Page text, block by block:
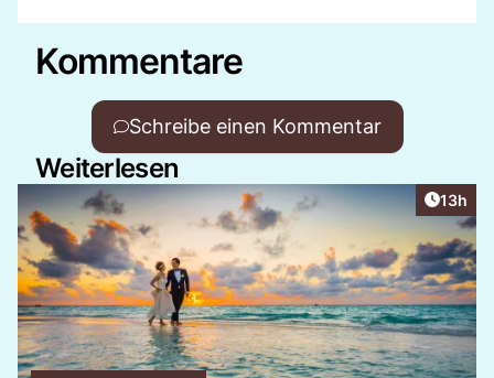
Kommentare
Schreibe einen Kommentar
Weiterlesen
Artikel
13h